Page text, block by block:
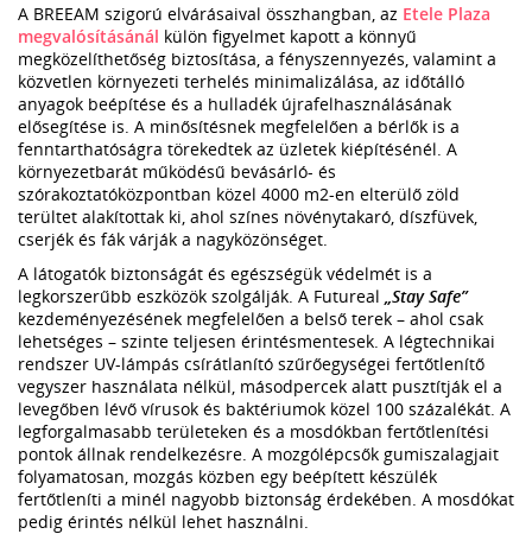
A BREEAM szigorú elvárásaival összhangban, az Etele Plaza
megvalósításánál külön figyelmet kapott a könnyű
megközelíthetőség biztosítása, a fényszennyezés, valamint a
közvetlen környezeti terhelés minimalizálása, az időtálló
anyagok beépítése és a hulladék újrafelhasználásának
elősegítése is. A minősítésnek megfelelően a bérlők is a
fenntarthatóságra törekedtek az üzletek kiépítésénél. A
környezetbarát működésű bevásárló- és
szórakoztatóközpontban közel 4000 m2-en elterülő zöld
terültet alakítottak ki, ahol színes növénytakaró, díszfüvek,
cserjék és fák várják a nagyközönséget.
A látogatók biztonságát és egészségük védelmét is a
legkorszerűbb eszközök szolgálják. A Futureal „Stay Safe”
kezdeményezésének megfelelően a belső terek – ahol csak
lehetséges – szinte teljesen érintésmentesek. A légtechnikai
rendszer UV-lámpás csírátlanító szűrőegységei fertőtlenítő
vegyszer használata nélkül, másodpercek alatt pusztítják el a
levegőben lévő vírusok és baktériumok közel 100 százalékát. A
legforgalmasabb területeken és a mosdókban fertőtlenítési
pontok állnak rendelkezésre. A mozgólépcsők gumiszalagjait
folyamatosan, mozgás közben egy beépített készülék
fertőtleníti a minél nagyobb biztonság érdekében. A mosdókat
pedig érintés nélkül lehet használni.